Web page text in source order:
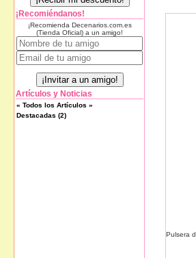
¡Recomiéndanos!
¡Recomienda Decenarios.com.es
(Tienda Oficial) a un amigo!
Artículos y Noticias
« Todos los Artículos »
Destacadas (2)
Pulsera